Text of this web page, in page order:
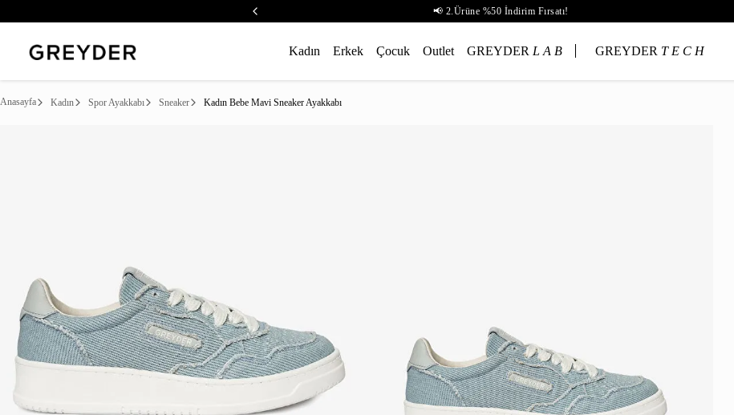
📢 2.Ürüne %50 İndirim Fırsatı!
Kadın Erkek Çocuk Outlet GREYDER L A B GREYDER T E C H
Anasayfa Kadın Spor Ayakkabı Sneaker Kadın Bebe Mavi Sneaker Ayakkabı